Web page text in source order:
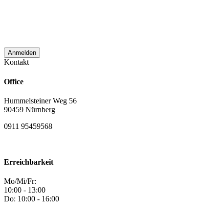
Kontakt
Office
Hummelsteiner Weg 56
90459 Nürnberg
0911 95459568
Erreichbarkeit
Mo/Mi/Fr:
10:00 - 13:00
Do: 10:00 - 16:00